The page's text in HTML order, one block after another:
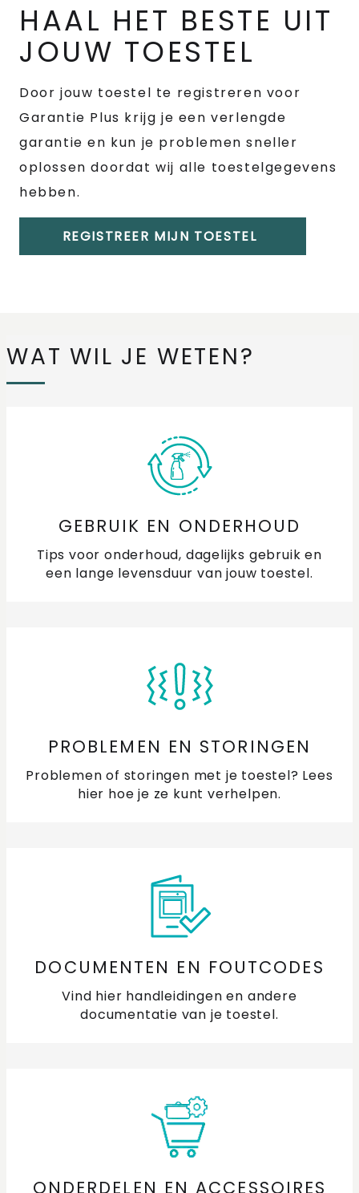
HAAL HET BESTE UIT
JOUW TOESTEL
Door jouw toestel te registreren voor
Garantie Plus krijg je een verlengde
garantie en kun je problemen sneller
oplossen doordat wij alle toestelgegevens
hebben.
REGISTREER MIJN TOESTEL
WAT WIL JE WETEN?
GEBRUIK EN ONDERHOUD
Tips voor onderhoud, dagelijks gebruik en
een lange levensduur van jouw toestel.
PROBLEMEN EN STORINGEN
Problemen of storingen met je toestel? Lees
hier hoe je ze kunt verhelpen.
DOCUMENTEN EN FOUTCODES
Vind hier handleidingen en andere
documentatie van je toestel.
ONDERDELEN EN ACCESSOIRES